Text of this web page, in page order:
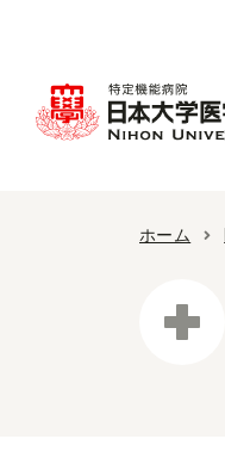
ホーム